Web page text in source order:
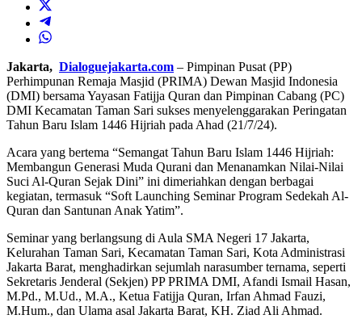
Jakarta, Dialoguejakarta.com – Pimpinan Pusat (PP)
Perhimpunan Remaja Masjid (PRIMA) Dewan Masjid Indonesia
(DMI) bersama Yayasan Fatijja Quran dan Pimpinan Cabang (PC)
DMI Kecamatan Taman Sari sukses menyelenggarakan Peringatan
Tahun Baru Islam 1446 Hijriah pada Ahad (21/7/24).
Acara yang bertema “Semangat Tahun Baru Islam 1446 Hijriah:
Membangun Generasi Muda Qurani dan Menanamkan Nilai-Nilai
Suci Al-Quran Sejak Dini” ini dimeriahkan dengan berbagai
kegiatan, termasuk “Soft Launching Seminar Program Sedekah Al-
Quran dan Santunan Anak Yatim”.
Seminar yang berlangsung di Aula SMA Negeri 17 Jakarta,
Kelurahan Taman Sari, Kecamatan Taman Sari, Kota Administrasi
Jakarta Barat, menghadirkan sejumlah narasumber ternama, seperti
Sekretaris Jenderal (Sekjen) PP PRIMA DMI, Afandi Ismail Hasan,
M.Pd., M.Ud., M.A., Ketua Fatijja Quran, Irfan Ahmad Fauzi,
M.Hum., dan Ulama asal Jakarta Barat, KH. Ziad Ali Ahmad.